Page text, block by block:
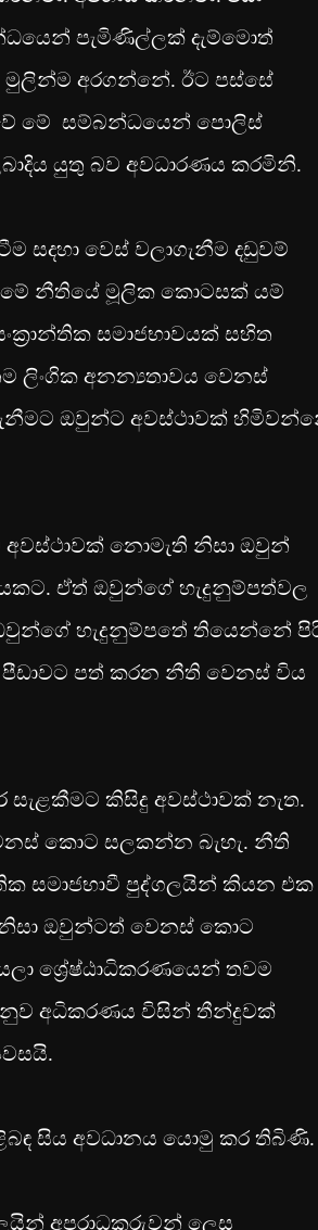
පැමිණිල්ලක් දැම්මොත්
මුලින්ම අරගන්නේ. ඊට පස්සේ
මේ සම්බන්ධයෙන් පොලිස්
යුතු බව අවධාරණය කරමිනි.
සදහා වෙස් වලාගැනීම දඩුවම්
මේ නීතියේ මූලික කොටසක් යම්
සමාජභාවයක් සහිත
ලිංගික අනන්‍යතාවය වෙනස්
ඔවුන්ට අවස්ථාවක්
අවස්ථාවක් නොමැති නිසා ඔවුන්
ඒත් ඔවුන්ගේ හැදුනුම්පත්වල
හැදුනුම්පතේ තියෙන්නේ
පීඩාවට පත් කරන නීති වෙනස් විය
කිසිදු අවස්ථාවක් නැත.
කොට සලකන්න බැහැ. නීති
සමාජභාවී පුද්ගලයින් කියන එක
ඔවුන්ටත් වෙනස් කොට
ශ්‍රේෂ්ඨාධිකරණයෙන් තවම
අධිකරණය විසින් තීන්දුවක්
සිය අවධානය යොමු කර තිබිණි.
අපරාධකරුවන් ලෙස